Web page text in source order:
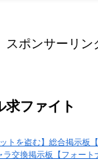
スポンサーリン
求ファイト
トを盗む】総合掲示板
交換掲示板【フォート